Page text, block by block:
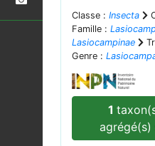
Classe : Insecta
Famille :
Lasiocampinae
Genre :
1